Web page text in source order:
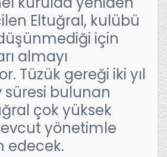
Eltuğral, kulübü
için
almayı
Tüzük gereği iki yıl
bulunan
çok yüksek
yönetimle
edecek.